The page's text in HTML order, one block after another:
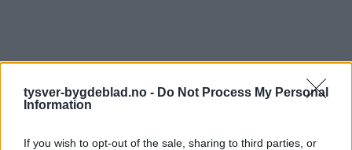
tysver-bygdeblad.no - Do Not Process My Personal
Information
If you wish to opt-out of the sale, sharing to third parties, or